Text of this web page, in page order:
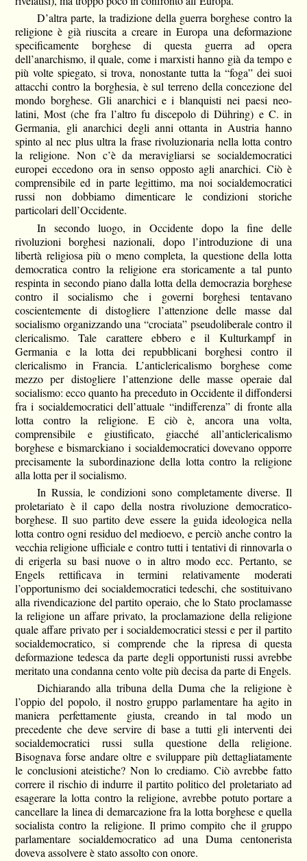
D’altra parte, la tradizione della guerra borghese contro la
religione è già riuscita a creare in Europa una deformazione
specificamente borghese di questa guerra ad opera
dell’anarchismo, il quale, come i marxisti hanno già da tempo e
più volte spiegato, si trova, nonostante tutta la “foga” dei suoi
attacchi contro la borghesia, è sul terreno della concezione del
mondo borghese. Gli anarchici e i blanquisti nei paesi neo-
latini, Most (che fra l’altro fu discepolo di Dühring) e C. in
Germania, gli anarchici degli anni ottanta in Austria hanno
spinto al nec plus ultra la frase rivoluzionaria nella lotta contro
la religione. Non c’è da meravigliarsi se socialdemocratici
europei eccedono ora in senso opposto agli anarchici. Ciò è
comprensibile ed in parte legittimo, ma noi socialdemocratici
russi non dobbiamo dimenticare le condizioni storiche
particolari dell’Occidente.
In secondo luogo, in Occidente dopo la fine delle
rivoluzioni borghesi nazionali, dopo l’introduzione di una
libertà religiosa più o meno completa, la questione della lotta
democratica contro la religione era storicamente a tal punto
respinta in secondo piano dalla lotta della democrazia borghese
contro il socialismo che i governi borghesi tentavano
coscientemente di distogliere l’attenzione delle masse dal
socialismo organizzando una “crociata” pseudoliberale contro il
clericalismo. Tale carattere ebbero e il Kulturkampf in
Germania e la lotta dei repubblicani borghesi contro il
clericalismo in Francia. L’anticlericalismo borghese come
mezzo per distogliere l’attenzione delle masse operaie dal
socialismo: ecco quanto ha preceduto in Occidente il diffondersi
fra i socialdemocratici dell’attuale “indifferenza” di fronte alla
lotta contro la religione. E ciò è, ancora una volta,
comprensibile e giustificato, giacché all’anticlericalismo
borghese e bismarckiano i socialdemocratici dovevano opporre
precisamente la subordinazione della lotta contro la religione
alla lotta per il socialismo.
In Russia, le condizioni sono completamente diverse. Il
proletariato è il capo della nostra rivoluzione democratico-
borghese. Il suo partito deve essere la guida ideologica nella
lotta contro ogni residuo del medioevo, e perciò anche contro la
vecchia religione ufficiale e contro tutti i tentativi di rinnovarla o
di erigerla su basi nuove o in altro modo ecc. Pertanto, se
Engels rettificava in termini relativamente moderati
l’opportunismo dei socialdemocratici tedeschi, che sostituivano
alla rivendicazione del partito operaio, che lo Stato proclamasse
la religione un affare privato, la proclamazione della religione
quale affare privato per i socialdemocratici stessi e per il partito
socialdemocratico, si comprende che la ripresa di questa
deformazione tedesca da parte degli opportunisti russi avrebbe
meritato una condanna cento volte più decisa da parte di Engels.
Dichiarando alla tribuna della Duma che la religione è
l’oppio del popolo, il nostro gruppo parlamentare ha agito in
maniera perfettamente giusta, creando in tal modo un
precedente che deve servire di base a tutti gli interventi dei
socialdemocratici russi sulla questione della religione.
Bisognava forse andare oltre e sviluppare più dettagliatamente
le conclusioni ateistiche? Non lo crediamo. Ciò avrebbe fatto
correre il rischio di indurre il partito politico del proletariato ad
esagerare la lotta contro la religione, avrebbe potuto portare a
cancellare la linea di demarcazione fra la lotta borghese e quella
socialista contro la religione. Il primo compito che il gruppo
parlamentare socialdemocratico ad una Duma centonerista
doveva assolvere è stato assolto con onore.